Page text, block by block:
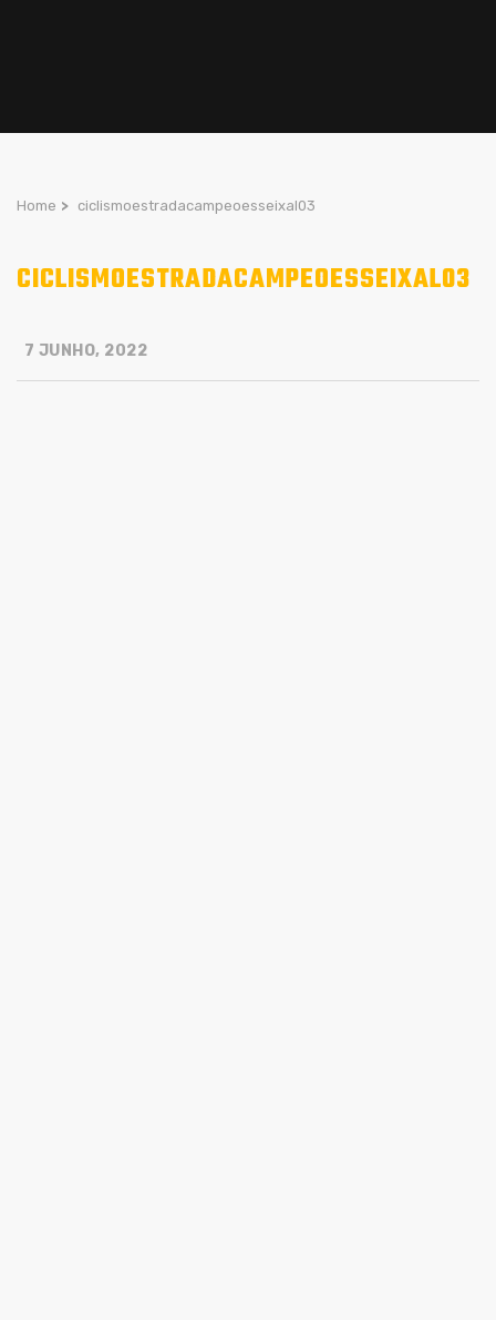
Home > ciclismoestradacampeoesseixal03
CICLISMOESTRADACAMPEOESSEIXAL03
7 JUNHO, 2022